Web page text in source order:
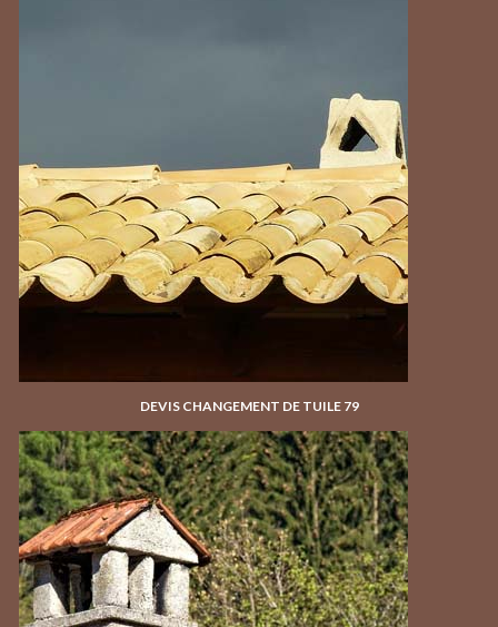
DEVIS CHANGEMENT DE TUILE 79